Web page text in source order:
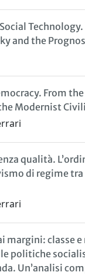
and the
From
Modernist
qualità.
di regime tra
margini: classe e
politiche
Un’analisi